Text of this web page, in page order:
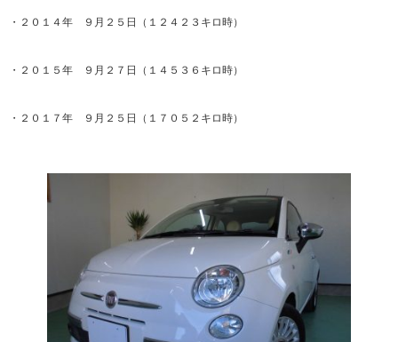
・２０１４年 ９月２５日（１２４２３キロ時）
・２０１５年 ９月２７日（１４５３６キロ時）
・２０１７年 ９月２５日（１７０５２キロ時）